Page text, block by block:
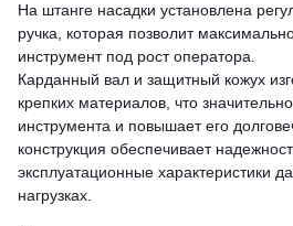
На штанге насадки установлена
ручка, которая позволит
инструмент под рост оператора.
Карданный вал и защитный кожух
крепких материалов, что
инструмента и повышает его
конструкция обеспечивает
эксплуатационные характеристики
нагрузках.